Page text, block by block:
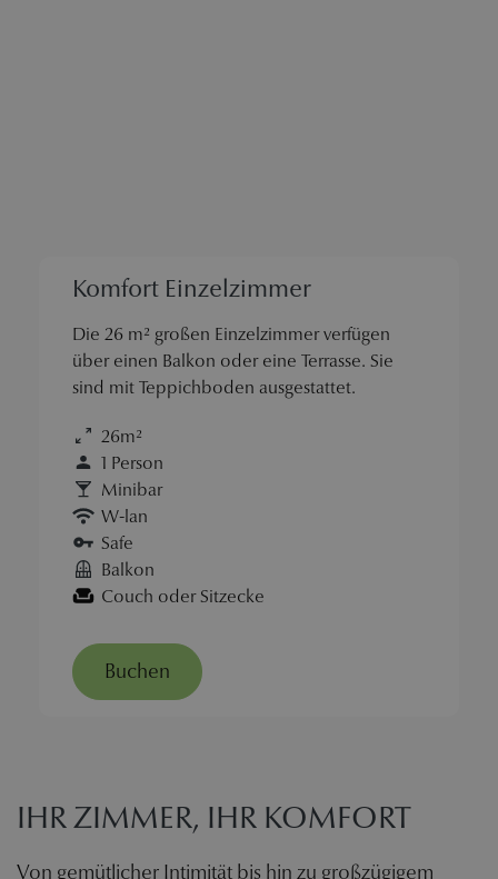
Komfort Einzelzimmer
Die 26 m² großen Einzelzimmer verfügen
über einen Balkon oder eine Terrasse. Sie
sind mit Teppichboden ausgestattet.
26m²
1 Person
Minibar
W-lan
Safe
Balkon
Couch oder Sitzecke
Buchen
IHR ZIMMER, IHR KOMFORT
Von gemütlicher Intimität bis hin zu großzügigem